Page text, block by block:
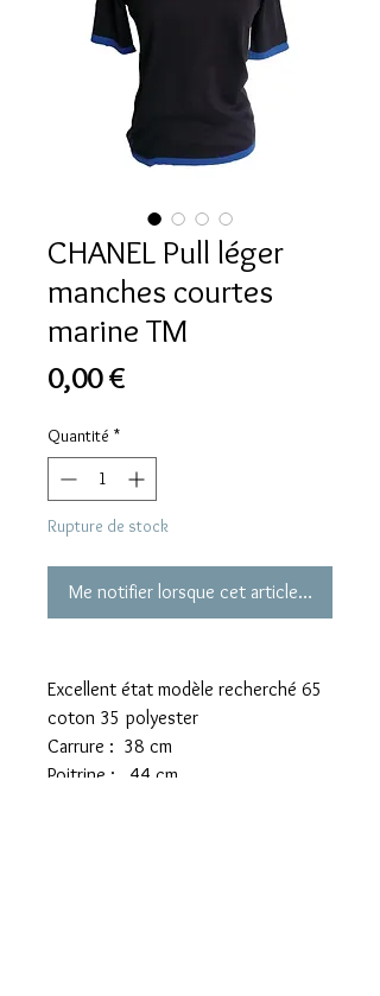
CHANEL Pull léger
manches courtes
marine TM
0,00 €
Quantité *
Rupture de stock
Me notifier lorsque cet article est
Excellent état modèle recherché 65
coton 35 polyester
Carrure : 38 cm
Poitrine : 44 cm